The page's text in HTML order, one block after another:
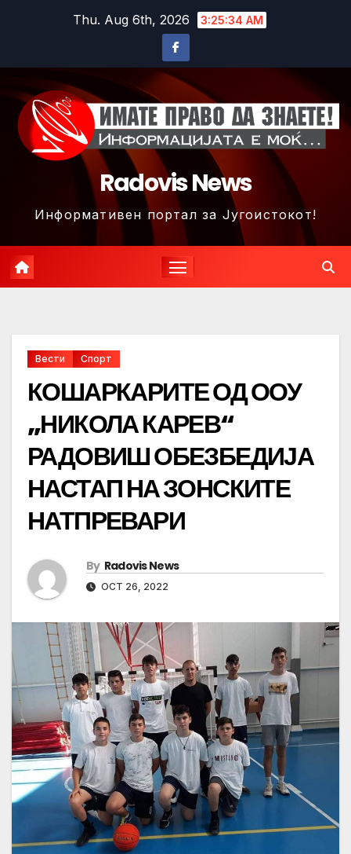
Thu. Aug 6th, 2026 3:25:36 AM
Radovis News
Информативен портал за Југоистокот!
Вести Спорт
КОШАРКАРИТЕ ОД ООУ
„НИКОЛА КАРЕВ“
РАДОВИШ ОБЕЗБЕДИЈА
НАСТАП НА ЗОНСКИТЕ
НАТПРЕВАРИ
By Radovis News
OCT 26, 2022